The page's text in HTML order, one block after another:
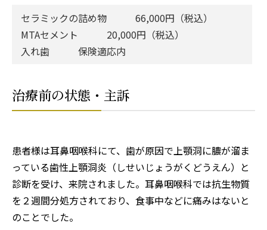
セラミックの詰め物 66,000円（税込）
MTAセメント 20,000円（税込）
入れ歯 保険適応内
治療前の状態・主訴
患者様は耳鼻咽喉科にて、歯が原因で上顎洞に膿が溜ま
っている歯性上顎洞炎（しせいじょうがくどうえん）と
診断を受け、来院されました。耳鼻咽喉科では抗生物質
を２週間分処方されており、食事中などに痛みはないと
のことでした。